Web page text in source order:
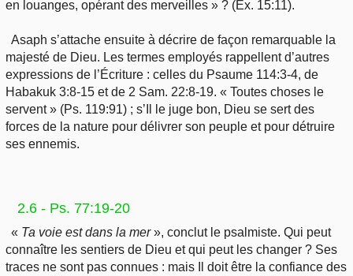
en louanges, opérant des merveilles » ? (Ex. 15:11).
Asaph s’attache ensuite à décrire de façon remarquable la
majesté de Dieu. Les termes employés rappellent d’autres
expressions de l’Écriture : celles du Psaume 114:3-4, de
Habakuk 3:8-15 et de 2 Sam. 22:8-19. « Toutes choses le
servent » (Ps. 119:91) ; s’Il le juge bon, Dieu se sert des
forces de la nature pour délivrer son peuple et pour détruire
ses ennemis.
2.6 - Ps. 77:19-20
« Ta voie est dans la mer», conclut le psalmiste. Qui peut
connaître les sentiers de Dieu et qui peut les changer ? Ses
traces ne sont pas connues : mais Il doit être la confiance des